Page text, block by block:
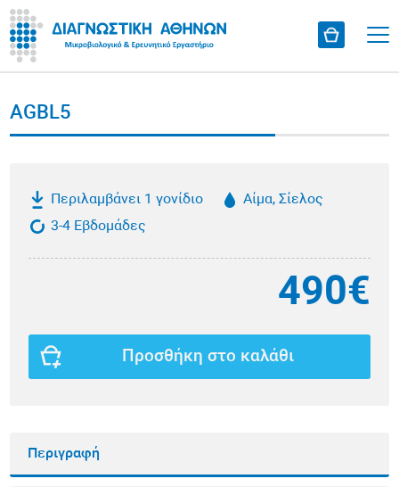
AGBL5
Περιλαμβάνει 1 γονίδιο
Αίμα, Σίελος
3-4 Εβδομάδες
490€
Προσθήκη στο καλάθι
Περιγραφή